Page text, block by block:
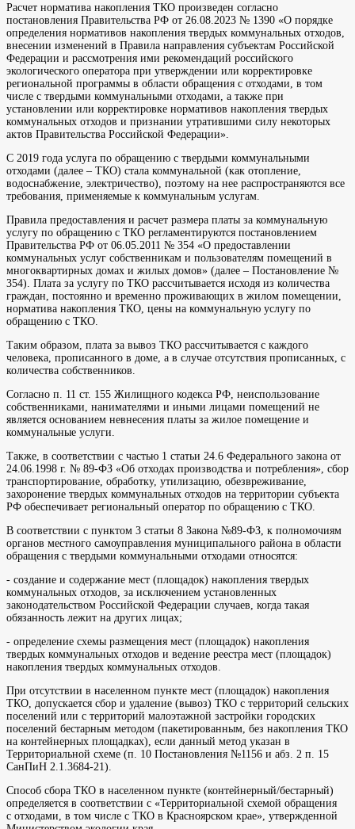
Расчет норматива накопления ТКО произведен согласно
постановления Правительства РФ от 26.08.2023 № 1390 «О порядке
определения нормативов накопления твердых коммунальных отходов,
внесении изменений в Правила направления субъектам Российской
Федерации и рассмотрения ими рекомендаций российского
экологического оператора при утверждении или корректировке
региональной программы в области обращения с отходами, в том
числе с твердыми коммунальными отходами, а также при
установлении или корректировке нормативов накопления твердых
коммунальных отходов и признании утратившими силу некоторых
актов Правительства Российской Федерации».
С 2019 года услуга по обращению с твердыми коммунальными
отходами (далее – ТКО) стала коммунальной (как отопление,
водоснабжение, электричество), поэтому на нее распространяются все
требования, применяемые к коммунальным услугам.
Правила предоставления и расчет размера платы за коммунальную
услугу по обращению с ТКО регламентируются постановлением
Правительства РФ от 06.05.2011 № 354 «О предоставлении
коммунальных услуг собственникам и пользователям помещений в
многоквартирных домах и жилых домов» (далее – Постановление №
354). Плата за услугу по ТКО рассчитывается исходя из количества
граждан, постоянно и временно проживающих в жилом помещении,
норматива накопления ТКО, цены на коммунальную услугу по
обращению с ТКО.
Таким образом, плата за вывоз ТКО рассчитывается с каждого
человека, прописанного в доме, а в случае отсутствия прописанных, с
количества собственников.
Согласно п. 11 ст. 155 Жилищного кодекса РФ, неиспользование
собственниками, нанимателями и иными лицами помещений не
является основанием невнесения платы за жилое помещение и
коммунальные услуги.
Также, в соответствии с частью 1 статьи 24.6 Федерального закона от
24.06.1998 г. № 89-ФЗ «Об отходах производства и потребления», сбор
транспортирование, обработку, утилизацию, обезвреживание,
захоронение твердых коммунальных отходов на территории субъекта
РФ обеспечивает региональный оператор по обращению с ТКО.
В соответствии с пунктом 3 статьи 8 Закона №89-ФЗ, к полномочиям
органов местного самоуправления муниципального района в области
обращения с твердыми коммунальными отходами относятся:
- создание и содержание мест (площадок) накопления твердых
коммунальных отходов, за исключением установленных
законодательством Российской Федерации случаев, когда такая
обязанность лежит на других лицах;
- определение схемы размещения мест (площадок) накопления
твердых коммунальных отходов и ведение реестра мест (площадок)
накопления твердых коммунальных отходов.
При отсутствии в населенном пункте мест (площадок) накопления
ТКО, допускается сбор и удаление (вывоз) ТКО с территорий сельских
поселений или с территорий малоэтажной застройки городских
поселений бестарным методом (пакетированным, без накопления ТКО
на контейнерных площадках), если данный метод указан в
Территориальной схеме (п. 10 Постановления №1156 и абз. 2 п. 15
СанПиН 2.1.3684-21).
Способ сбора ТКО в населенном пункте (контейнерный/бестарный)
определяется в соответствии с «Территориальной схемой обращения
с отходами, в том числе с ТКО в Красноярском крае», утвержденной